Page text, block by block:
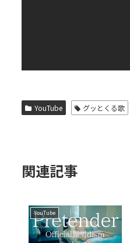
YouTube グッとくる歌
関連記事
YouTube